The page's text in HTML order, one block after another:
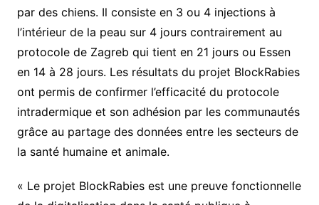
par des chiens. Il consiste en 3 ou 4 injections à
l’intérieur de la peau sur 4 jours contrairement au
protocole de Zagreb qui tient en 21 jours ou Essen
en 14 à 28 jours. Les résultats du projet BlockRabies
ont permis de confirmer l’efficacité du protocole
intradermique et son adhésion par les communautés
grâce au partage des données entre les secteurs de
la santé humaine et animale.
« Le projet BlockRabies est une preuve fonctionnelle